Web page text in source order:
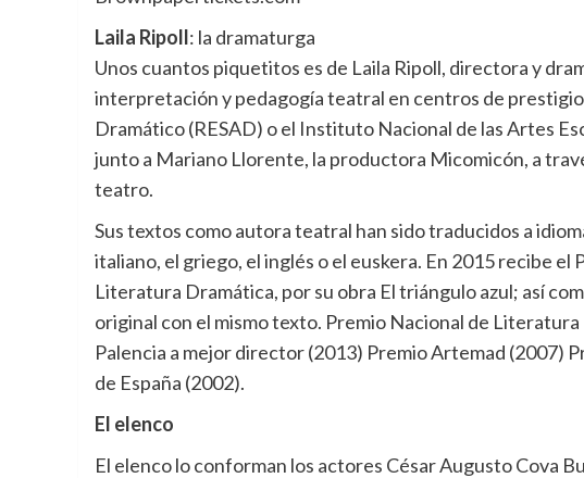
Laila Ripoll: la dramaturga
Unos cuantos piquetitos es de Laila Ripoll, directora y
interpretación y pedagogía teatral en centros de
Dramático (RESAD) o el Instituto Nacional de las Artes
junto a Mariano Llorente, la productora Micomicón, a
teatro.
Sus textos como autora teatral han sido traducidos a
italiano, el griego, el inglés o el euskera. En 2015 recibe
Literatura Dramática, por su obra El triángulo azul; así
original con el mismo texto. Premio Nacional de
Palencia a mejor director (2013) Premio Artemad (2007)
de España (2002).
El elenco
El elenco lo conforman los actores César Augusto Cova